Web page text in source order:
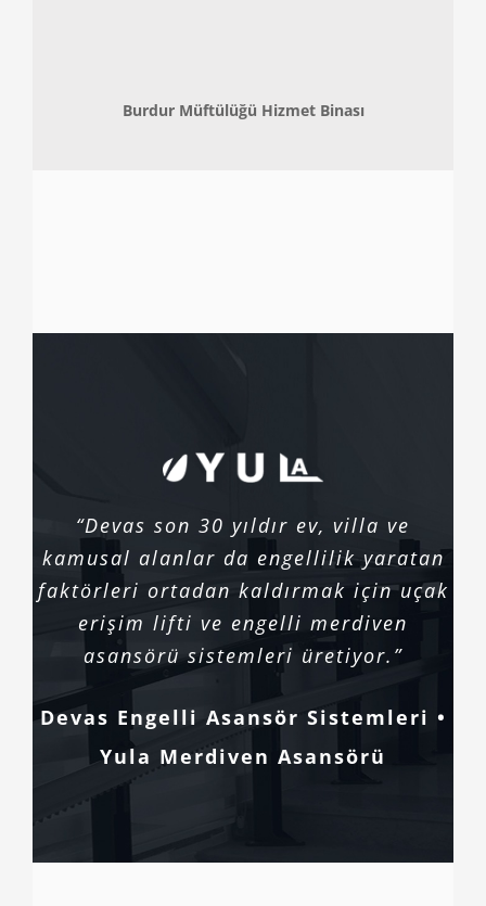
Burdur Müftülüğü Hizmet Binası
“Devas son 30 yıldır ev, villa ve
kamusal alanlar da engellilik yaratan
faktörleri ortadan kaldırmak için uçak
erişim lifti ve engelli merdiven
asansörü sistemleri üretiyor.”
Devas Engelli Asansör Sistemleri •
Yula Merdiven Asansörü